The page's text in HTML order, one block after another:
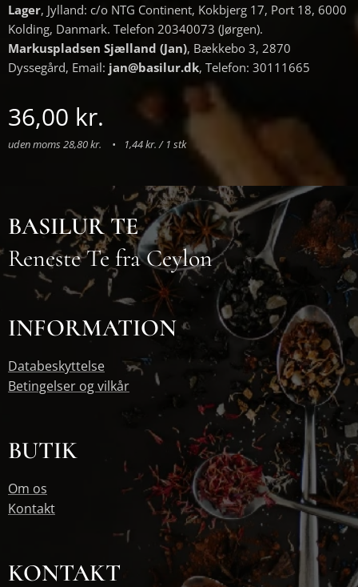
Lager, Jylland: c/o NTG Continent, Kokbjerg 17, Port 18, 6000
Kolding, Danmark. Telefon 20340073 (Jørgen).
Markuspladsen Sjælland (Jan), Bækkebo 3, 2870
Dyssegård, Email: jan@basilur.dk, Telefon: 30111665
36,00 kr.
uden moms 28,80 kr. 1,44 kr. / 1 stk
BASILUR TE
Reneste Te fra Ceylon
INFORMATION
Databeskyttelse
Betingelser og vilkår
BUTIK
Om os
Kontakt
KONTAKT